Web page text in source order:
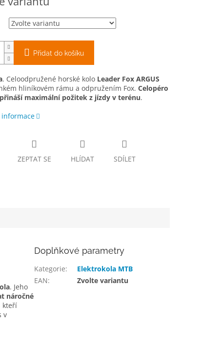
Přidat do košíku
. Celoodpružené horské kolo Leader Fox ARGUS
hliníkovém rámu a odpružením Fox. Celopéro
přináší maximální požitek z jízdy v terénu.
ZEPTAT SE HLÍDAT SDÍLET
. Jeho
náročné
kteří
v
Doplňkové parametry
Kategorie:
Elektrokola MTB
EAN: Zvolte variantu